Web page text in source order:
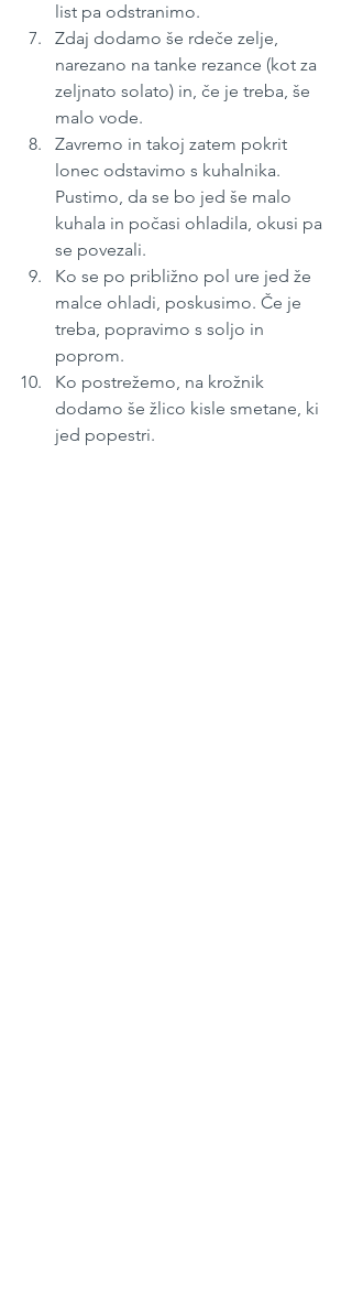
list pa odstranimo.
Zdaj dodamo še rdeče zelje,
narezano na tanke rezance (kot za
zeljnato solato) in, če je treba, še
malo vode.
Zavremo in takoj zatem pokrit
lonec odstavimo s kuhalnika.
Pustimo, da se bo jed še malo
kuhala in počasi ohladila, okusi pa
se povezali.
Ko se po približno pol ure jed že
malce ohladi, poskusimo. Če je
treba, popravimo s soljo in
poprom.
Ko postrežemo, na krožnik
dodamo še žlico kisle smetane, ki
jed popestri.